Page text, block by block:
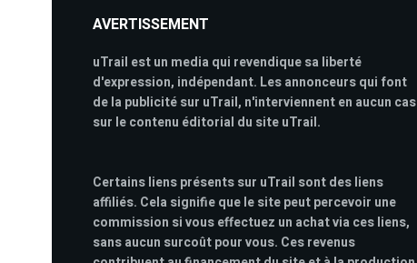
AVERTISSEMENT
uTrail est un media qui revendique sa liberté
d'expression, indépendant. Les annonceurs qui font
de la publicité sur uTrail, n'interviennent en aucun cas
sur le contenu éditorial du site uTrail.
Certains liens présents sur uTrail sont des liens
affiliés. Cela signifie que le site peut percevoir une
commission si vous effectuez un achat via ces liens,
sans aucun surcoût pour vous. Ces revenus